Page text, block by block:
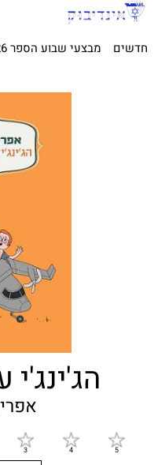
חדשים מבצעי שבוע הספר 2026